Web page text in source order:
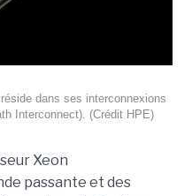
dans ses interconnexions
Interconnect). (Crédit HPE)
Xeon
passante et des